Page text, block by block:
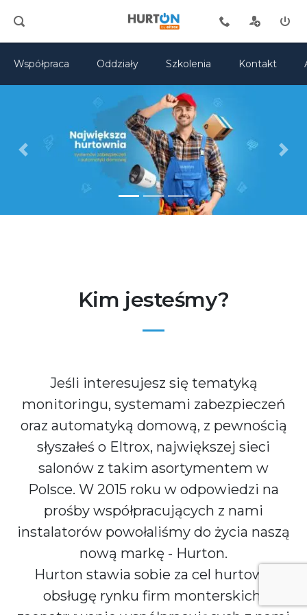
Współpraca Oddziały Szkolenia Kontakt
Previous Next
Kim jesteśmy?
Jeśli interesujesz się tematyką
monitoringu, systemami zabezpieczeń
oraz automatyką domową, z pewnością
słyszałeś o Eltrox, największej sieci
salonów z takim asortymentem w
Polsce. W 2015 roku w odpowiedzi na
prośby współpracujących z nami
instalatorów powołaliśmy do życia naszą
nową markę - Hurton.
Hurton stawia sobie za cel hurtową
obsługę rynku firm monterskich,